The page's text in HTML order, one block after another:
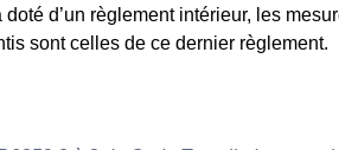
d’un règlement intérieur, les
sont celles de ce dernier règlement.